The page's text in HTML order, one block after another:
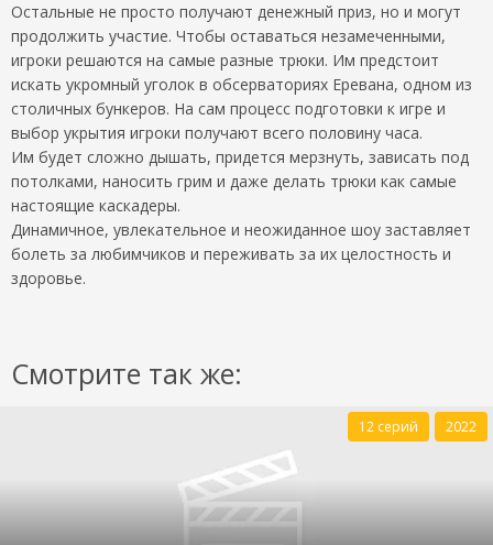
Остальные не просто получают денежный приз, но и могут
продолжить участие. Чтобы оставаться незамеченными,
игроки решаются на самые разные трюки. Им предстоит
искать укромный уголок в обсерваториях Еревана, одном из
столичных бункеров. На сам процесс подготовки к игре и
выбор укрытия игроки получают всего половину часа.
Им будет сложно дышать, придется мерзнуть, зависать под
потолками, наносить грим и даже делать трюки как самые
настоящие каскадеры.
Динамичное, увлекательное и неожиданное шоу заставляет
болеть за любимчиков и переживать за их целостность и
здоровье.
Смотрите так же:
12 серий 2022